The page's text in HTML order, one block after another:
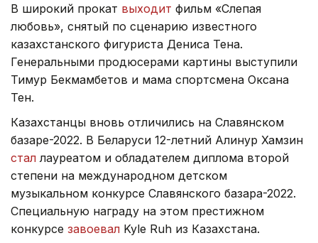
В широкий прокат выходит фильм «Слепая
любовь», снятый по сценарию известного
казахстанского фигуриста Дениса Тена.
Генеральными продюсерами картины выступили
Тимур Бекмамбетов и мама спортсмена Оксана
Тен.
Казахстанцы вновь отличились на Славянском
базаре-2022. В Беларуси 12-летний Алинур Хамзин
стал лауреатом и обладателем диплома второй
степени на международном детском
музыкальном конкурсе Славянского базара-2022.
Специальную награду на этом престижном
конкурсе завоевал Kyle Ruh из Казахстана.